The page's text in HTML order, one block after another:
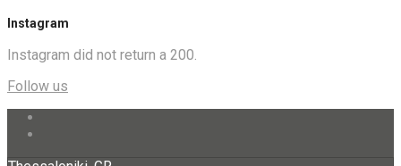
Instagram
Instagram did not return a 200.
Follow us